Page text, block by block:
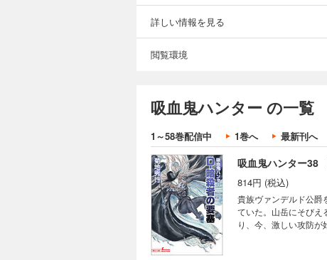
一方、"
＊＊＊
【目次】
第一章
第二章
第四章
第五章
第六章
詳しい情報を見る
閲覧環境
吸血鬼ハンター の一覧
1～58巻配信中 1巻へ 最新刊へ
ランヌ男爵の館へと向
吸血鬼ハンター38
814円 (税込)
貴族ヴァンデルド公爵
ていた。山岳にそび
り、今、激しい攻防が